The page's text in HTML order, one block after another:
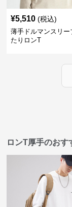
¥5,510 (税込)
薄手ドルマンスリー
たりロンT
ロンT厚手のおす